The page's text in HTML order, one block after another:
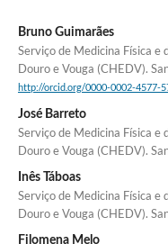
Bruno Guimarães
Serviço de Medicina Física
Douro e Vouga (CHEDV).
http://orcid.org/0000-0002-4577-
José Barreto
Serviço de Medicina Física
Douro e Vouga (CHEDV).
Inês Táboas
Serviço de Medicina Física
Douro e Vouga (CHEDV).
Filomena Melo